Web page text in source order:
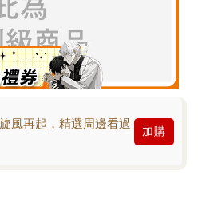
風再起，精選周邊看過
加購